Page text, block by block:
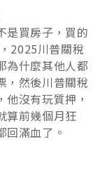
是買房子，買的
2025川普關稅
為什麼其他人都
，然後川普關稅
沒有玩質押，
算前幾個月狂
回滿血了。